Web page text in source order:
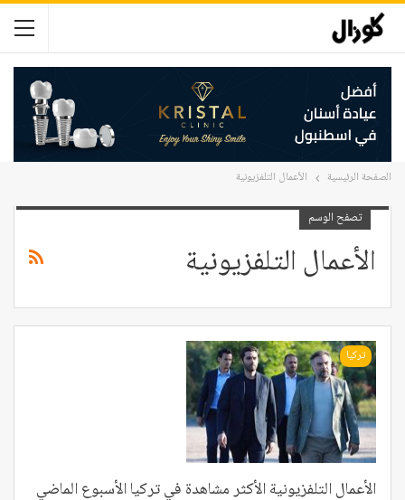
الصفحة الرئيسية الأعمال التلفزيونية
تصفح الوسم
الأعمال التلفزيونية
تركيا
الأعمال التلفزيونية الأكثر مشاهدة في تركيا الأسبوع الماضي